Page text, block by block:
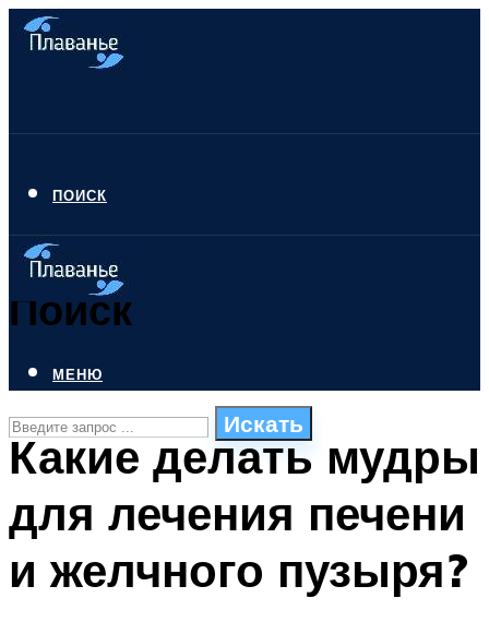
ПОИСК
Поиск
Искать
СТИЛИ ПЛАВАНЬЯ
ПЛАВАНЬЕ ДЛЯ ДЕТЕЙ
БАССЕЙН ДЛЯ ДОМА
МЕНЮ
Какие делать мудры
для лечения печени
и желчного пузыря?